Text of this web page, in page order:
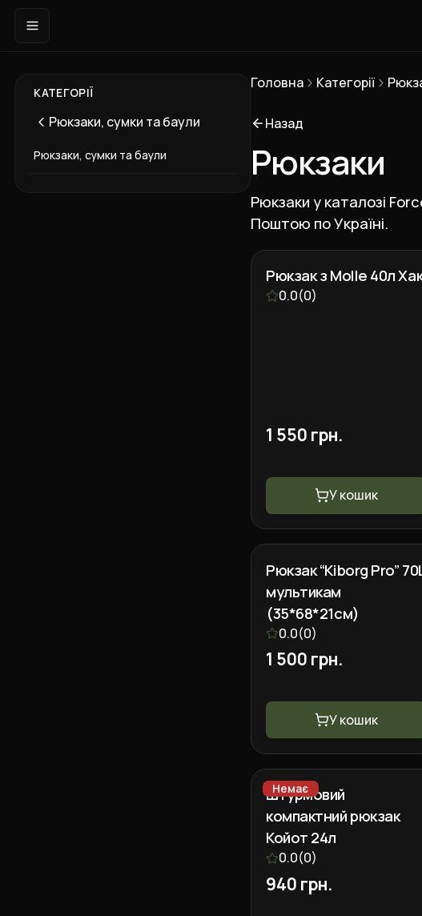
КАТЕГОРІЇ
Рюкзаки, сумки та баули
Рюкзаки, сумки та баули
Головна Категорії
Назад
Рюкзаки
Рюкзаки у каталозі
Поштою по Україні.
Рюкзак з Molle 40л
0.0(0)
1 550 грн.
У кошик
Рюкзак “Kiborg Pro”
мультикам
(35*68*21см)
0.0(0)
1 500 грн.
У кошик
Немає
Штурмовий
компактний рюкзак
Койот 24л
0.0(0)
940 грн.